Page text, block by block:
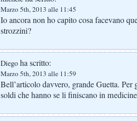
Marzo 5th, 2013 alle 11:45
Io ancora non ho capito cosa facevano
strozzini?
Diego ha scritto:
Marzo 5th, 2013 alle 11:59
Bell’articolo davvero, grande Guetta.
soldi che hanno se li finiscano in